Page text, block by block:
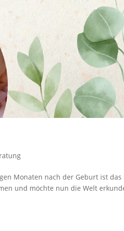
Monaten nach der Geburt ist
und möchte nun die Welt